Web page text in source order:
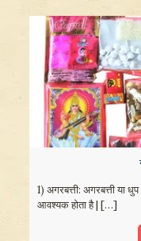
1) अगरबत्ती: अगरबत्ती या
आवश्यक होता है | […]